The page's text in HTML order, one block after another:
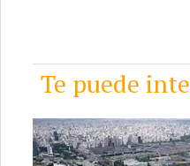
Te puede